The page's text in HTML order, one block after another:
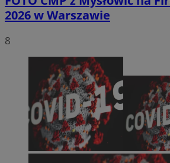
2026 w Warszawie
8